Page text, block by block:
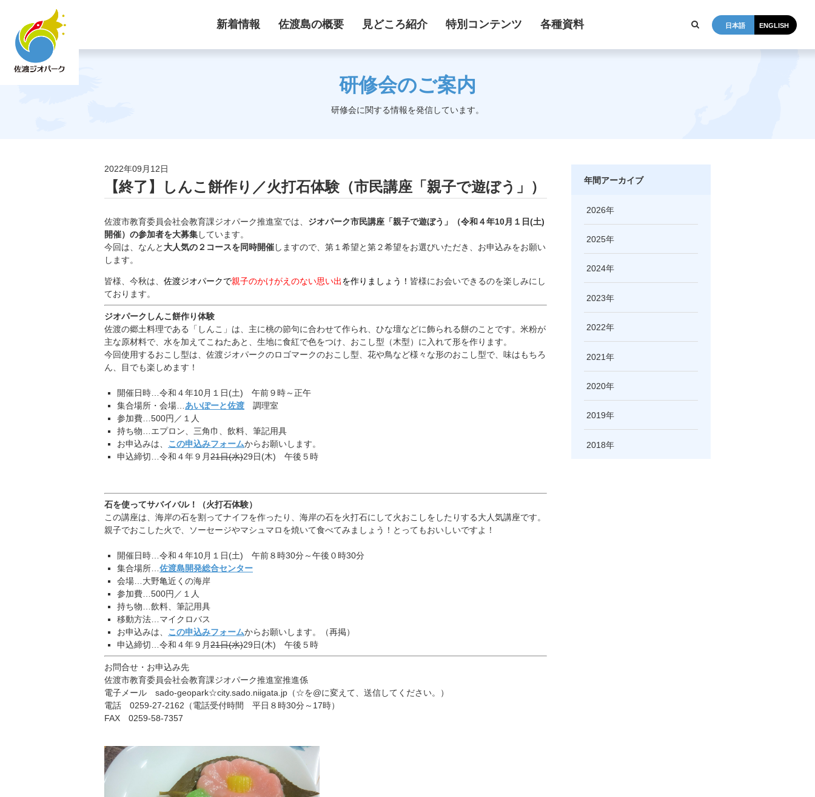
新着情報 佐渡島の概要 見どころ紹介 特別コンテンツ 各種資料 日本語 ENGLISH
研修会のご案内
研修会に関する情報を発信しています。
2022年09月12日
【終了】しんこ餅作り／火打石体験（市民講座「親子で遊ぼう」）
佐渡市教育委員会社会教育課ジオパーク推進室では、 ジオパーク市民講座「親子で遊ぼう」（令和４年10月１日(土)
開催）の参加者を大募集しています。
今回は、なんと 大人気の２コースを同時開催しますので、第１希望と第２希望をお選びいただき、お申込みをお願い
します。
皆様、今秋は、 佐渡ジオパークで親子のかけがえのない思い出を作りましょう！ 皆様にお会いできるのを楽しみにし
ております。
ジオパークしんこ餅作り体験
佐渡の郷土料理である「しんこ」は、主に桃の節句に合わせて作られ、ひな壇などに飾られる餅のことです。米粉が
主な原材料で、水を加えてこねたあと、生地に食紅で色をつけ、おこし型（木型）に 入れて形を作ります。
今回使用するおこし型は、佐渡ジオパークのロゴマークのおこし型 、花や鳥など様々な形のおこし型で、味はもちろ
ん、目でも楽しめ ます！
開催日時…令和４年10月１日(土) 午前９時～正午
集合場所・会場… あいぽーと佐渡 調理室
参加費…500円／１人
持ち物…エプロン、三角巾、飲料、筆記用具
お申込みは、 この申込みフォームからお願いします。
申込締切…令和４年９月21日(水)29日(木) 午後５時
石を使ってサバイバル！（火打石体験）
この講座は、海岸の石を割ってナイフを作ったり、海岸の石を火打石にして火おこしをしたりする大人気講座です。
親子でおこした火で、ソーセージやマシュマロを焼いて食べてみましょう！とってもおいしいですよ！
開催日時…令和４年10月１日(土) 午前８時30分～午後０時30分
集合場所… 佐渡島開発総合センター
会場…大野亀近くの海岸
参加費…500円／１人
持ち物…飲料、筆記用具
移動方法…マイクロバス
お申込みは、 この申込みフォームからお願いします。（再掲）
申込締切…令和４年９月21日(水)29日(木) 午後５時
お問合せ・お申込み先
佐渡市教育委員会社会教育課ジオパーク推進室推進係
電子メール sado-geopark☆city.sado.niigata .jp（☆を@に変えて、送信してください。）
電話 0259-27-2162（電話受付時間 平日８時30分～17時）
FAX 0259-58-7357
年間アーカイブ
2026
2025
2024
2023
2022
2021
2020
2019
2018